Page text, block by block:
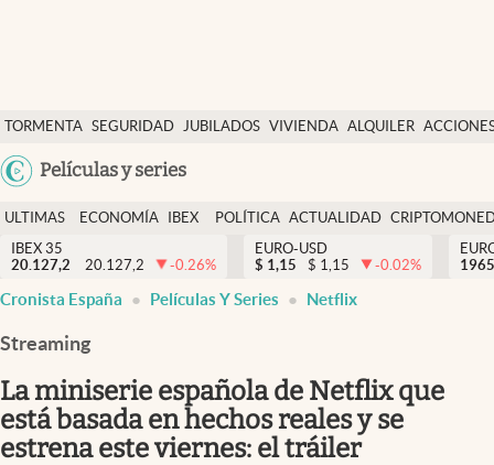
TORMENTA SEGURIDAD JUBILADOS VIVIENDA ALQUILER
Películas y series
Economía y finanzas
Política
Actualidad
Criptomonedas
España
ULTIMAS
NOTICIAS
ECONOMÍA
FINANZAS
IBEX
EURO
POLÍTICA ACTUALIDAD
IBEX 35
20.127,2
20.127,2 -0.26%
EURO-USD
$ 1,15 $ 1,15 -0.02%
Cronista España Películas Y Series Netflix
Streaming
La miniserie española de Netflix que
está basada en hechos reales y se
estrena este viernes: el tráiler